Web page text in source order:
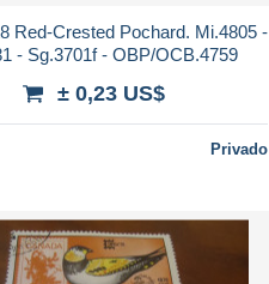
Red-Crested Pochard. Mi.4805 -
- Sg.3701f - OBP/OCB.4759
± 0,23 US$
Privado